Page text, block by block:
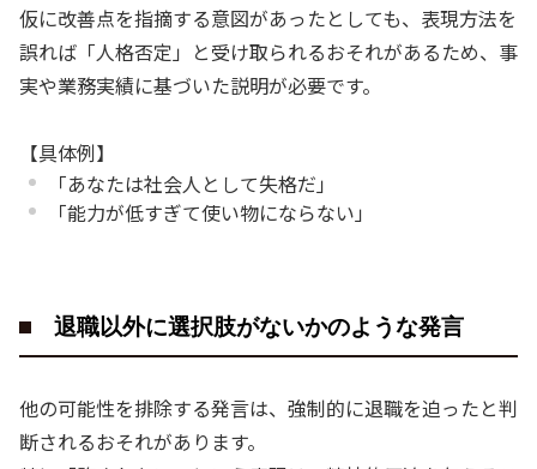
仮に改善点を指摘する意図があったとしても、表現方法を
誤れば「人格否定」と受け取られるおそれがあるため、事
実や業務実績に基づいた説明が必要です。
【具体例】
「あなたは社会人として失格だ」
「能力が低すぎて使い物にならない」
退職以外に選択肢がないかのような発言
他の可能性を排除する発言は、強制的に退職を迫ったと判
断されるおそれがあります。